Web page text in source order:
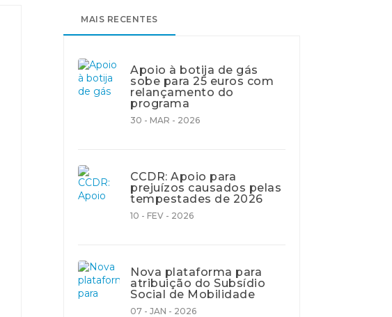
MAIS RECENTES
Apoio à botija de gás
sobe para 25 euros com
relançamento do
programa
30 - MAR - 2026
CCDR: Apoio para
prejuízos causados pelas
tempestades de 2026
10 - FEV - 2026
Nova plataforma para
atribuição do Subsídio
Social de Mobilidade
07 - JAN - 2026